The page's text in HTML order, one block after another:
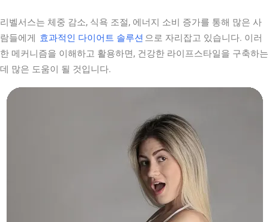
리벨서스는 체중 감소, 식욕 조절, 에너지 소비 증가를 통해 많은 사
람들에게 효과적인 다이어트 솔루션 으로 자리잡고 있습니다. 이러
한 메커니즘을 이해하고 활용하면, 건강한 라이프스타일을 구축하는
데 많은 도움이 될 것입니다.